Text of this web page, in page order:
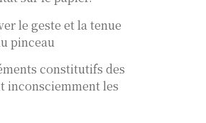
le geste et la tenue
pinceau
constitutifs des
inconsciemment les